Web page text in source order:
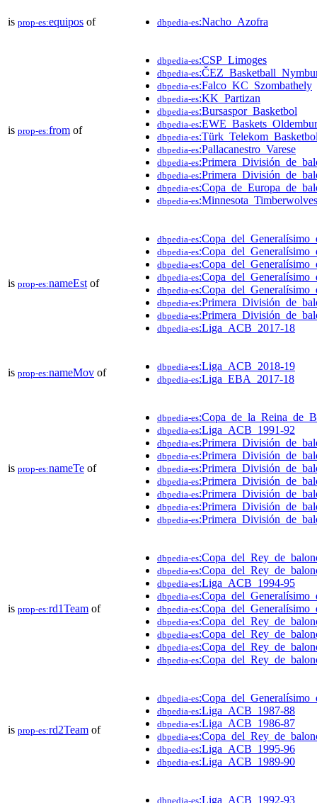
is prop-es:equipos of dbpedia-es:Nacho_Azofra
is prop-es:from of
dbpedia-es:CSP_Limoges
dbpedia-es
dbpedia-es:Falco_KC_Szombathely
dbpedia-es:KK_Partizan
dbpedia-es:Bursaspor_Basketbol
dbpedia-es
dbpedia-es
dbpedia-es:Pallacanestro_Varese
dbpedia-es
dbpedia-es
dbpedia-es
dbpedia-es:Minnesota_Timberwolves
is prop-es:nameEst of
dbpedia-es
dbpedia-es
dbpedia-es
dbpedia-es
dbpedia-es
dbpedia-es
dbpedia-es
dbpedia-es:Liga_ACB_2017-18
is prop-es:nameMov of dbpedia-es:Liga_ACB_2018-19
dbpedia-es:Liga_EBA_2017-18
is prop-es:nameTe of
dbpedia-es
dbpedia-es:Liga_ACB_1991-92
dbpedia-es
dbpedia-es
dbpedia-es
dbpedia-es
dbpedia-es
dbpedia-es
dbpedia-es
is prop-es:rd1Team of
dbpedia-es
dbpedia-es
dbpedia-es:Liga_ACB_1994-95
dbpedia-es
dbpedia-es
dbpedia-es
dbpedia-es
dbpedia-es
dbpedia-es
is prop-es:rd2Team of
dbpedia-es
dbpedia-es:Liga_ACB_1987-88
dbpedia-es:Liga_ACB_1986-87
dbpedia-es
dbpedia-es:Liga_ACB_1995-96
dbpedia-es:Liga_ACB_1989-90
dbpedia-es:Liga_ACB_1992-93